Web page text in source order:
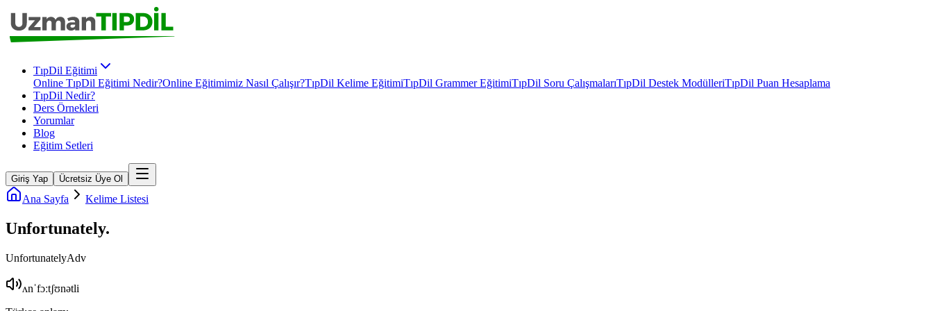
TıpDil Eğitimi
Online TıpDil Eğitimi Nedir?Online Eğitimimiz Nasıl Çalışır?TıpDil Kelime EğitimiTıpDil Grammer EğitimiTıpDil Soru ÇalışmalarıTıpDil Destek ModülleriTıpDil Puan Hesaplama
TıpDil Nedir?
Ders Örnekleri
Yorumlar
Blog
Eğitim Setleri
Giriş Yap Ücretsiz Üye Ol
Ana Sayfa Kelime Listesi
Unfortunately.
UnfortunatelyAdv
ʌnˈfɔːtʃʊnətli